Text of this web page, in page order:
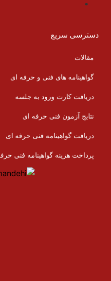
دسترسی سریع
مقالات
گواهینامه های فنی و حرفه ای
دریافت کارت ورود به جلسه
نتایج آزمون فنی حرفه ای
دریافت گواهینامه فنی حرفه ای
پرداخت هزینه گواهینامه فنی